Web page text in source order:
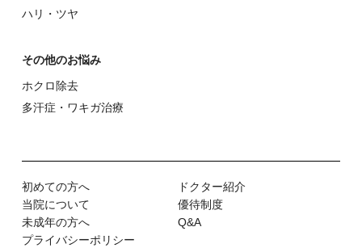
ハリ・ツヤ
その他のお悩み
ホクロ除去
多汗症・ワキガ治療
初めての⽅へ
ドクター紹介
当院について
優待制度
未成年の方へ
Q&A
プライバシーポリシー